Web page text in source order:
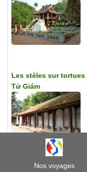
Les stèles sur tortues
Tử Giám
Nos voyages